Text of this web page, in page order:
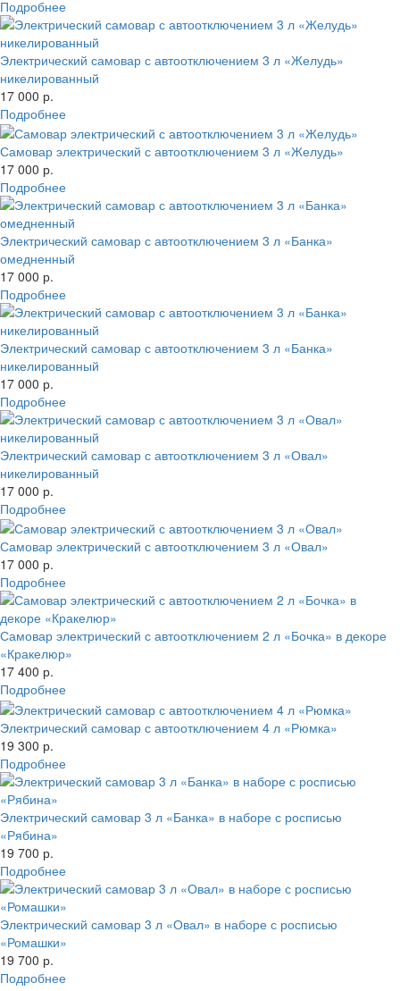
Подробнее
Электрический самовар с автоотключением 3 л «Желудь»
никелированный
17 000 р.
Подробнее
Самовар электрический с автоотключением 3 л «Желудь»
17 000 р.
Подробнее
Электрический самовар с автоотключением 3 л «Банка»
омедненный
17 000 р.
Подробнее
Электрический самовар с автоотключением 3 л «Банка»
никелированный
17 000 р.
Подробнее
Электрический самовар с автоотключением 3 л «Овал»
никелированный
17 000 р.
Подробнее
Самовар электрический с автоотключением 3 л «Овал»
17 000 р.
Подробнее
Самовар электрический с автоотключением 2 л «Бочка» в декоре
«Кракелюр»
17 400 р.
Подробнее
Электрический самовар с автоотключением 4 л «Рюмка»
19 300 р.
Подробнее
Электрический самовар 3 л «Банка» в наборе с росписью
«Рябина»
19 700 р.
Подробнее
Электрический самовар 3 л «Овал» в наборе с росписью
«Ромашки»
19 700 р.
Подробнее